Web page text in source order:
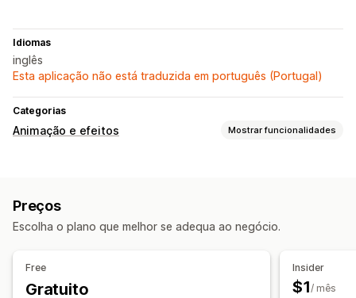
Idiomas
inglês
Esta aplicação não está traduzida em português (Portugal)
Categorias
Animação e efeitos Mostrar funcionalidades
Eventos sazonais
Preços
Escolha o plano que melhor se adequa ao negócio.
Free
Gratuito
Insider
$1/ mês